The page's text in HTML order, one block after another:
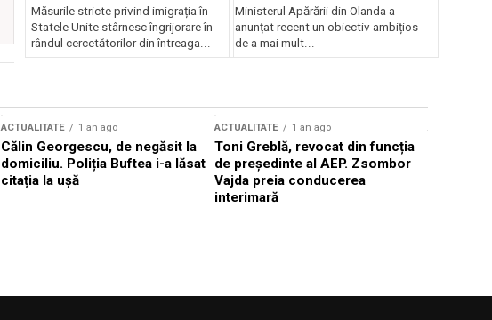
Măsurile stricte privind imigrația în
Statele Unite stârnesc îngrijorare în
rândul cercetătorilor din întreaga...
Ministerul Apărării din Olanda a
anunțat recent un obiectiv ambițios
de a mai mult...
ACTUALITATE 1 an ago
Călin Georgescu, de negăsit la
domiciliu. Poliția Buftea i-a lăsat
citația la ușă
ACTUALITATE 1 an ago
Toni Greblă, revocat din funcția
de președinte al AEP. Zsombor
Vajda preia conducerea
interimară